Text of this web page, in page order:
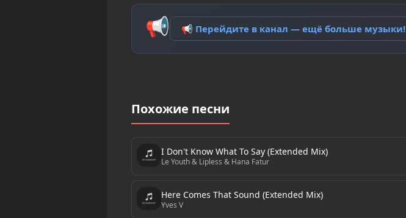
📢 📢 Перейдите в канал — ещё больше музыки!
Похожие песни
I Don't Know What To Say (Extended Mix)
Le Youth & Lipless & Hana Fatur
Here Comes That Sound (Extended Mix)
Yves V